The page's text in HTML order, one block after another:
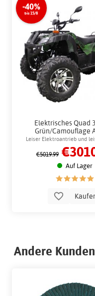
-40%
bis 15/8
Elektrisches Quad
Grün/Camouflage
Erwachsene und
Schlosskette
Leiser Elektroantrieb und
Motor für das Spielen
€5019.99
Auf Lager
Andere